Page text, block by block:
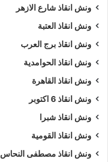
ونش انقاذ شارع الازهر
ونش انقاذ العتبة
ونش انقاذ برج العرب
ونش انقاذ الحوامدية
ونش انقاذ القاهرة
ونش انقاذ 6 اكتوبر
ونش انقاذ شبرا
ونش انقاذ القومية
ونش انقاذ مصطفى النحاس